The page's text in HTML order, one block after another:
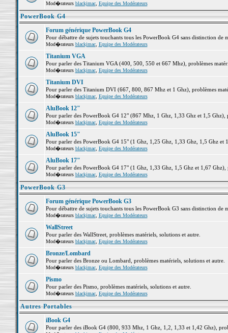
Mod�rateurs blackjmac, Equipe des Modérateurs
PowerBook G4
Forum générique PowerBook G4
Pour débattre de sujets touchants tous les PowerBook G4 sans distinction de
Mod�rateurs blackjmac, Equipe des Modérateurs
Titanium VGA
Pour parler des Titanium VGA (400, 500, 550 et 667 Mhz), problèmes
Mod�rateurs blackjmac, Equipe des Modérateurs
Titanium DVI
Pour parler des Titanium DVI (667, 800, 867 Mhz et 1 Ghz), problèmes
Mod�rateurs blackjmac, Equipe des Modérateurs
AluBook 12"
Pour parler des PowerBook G4 12" (867 Mhz, 1 Ghz, 1,33 Ghz et 1,5 Ghz),
Mod�rateurs blackjmac, Equipe des Modérateurs
AluBook 15"
Pour parler des PowerBook G4 15" (1 Ghz, 1,25 Ghz, 1,33 Ghz, 1,5 Ghz et
Mod�rateurs blackjmac, Equipe des Modérateurs
AluBook 17"
Pour parler des PowerBook G4 17" (1 Ghz, 1,33 Ghz, 1,5 Ghz et 1,67 Ghz),
Mod�rateurs blackjmac, Equipe des Modérateurs
PowerBook G3
Forum générique PowerBook G3
Pour débattre de sujets touchants tous les PowerBook G3 sans distinction de
Mod�rateurs blackjmac, Equipe des Modérateurs
WallStreet
Pour parler des WallStreet, problèmes matériels, solutions et autre.
Mod�rateurs blackjmac, Equipe des Modérateurs
Bronze/Lombard
Pour parler des Bronze ou Lombard, problèmes matériels, solutions et autre.
Mod�rateurs blackjmac, Equipe des Modérateurs
Pismo
Pour parler des Pismo, problèmes matériels, solutions et autre.
Mod�rateurs blackjmac, Equipe des Modérateurs
Autres Portables
iBook G4
Pour parler des iBook G4 (800, 933 Mhz, 1 Ghz, 1,2, 1,33 et 1,42 Ghz),